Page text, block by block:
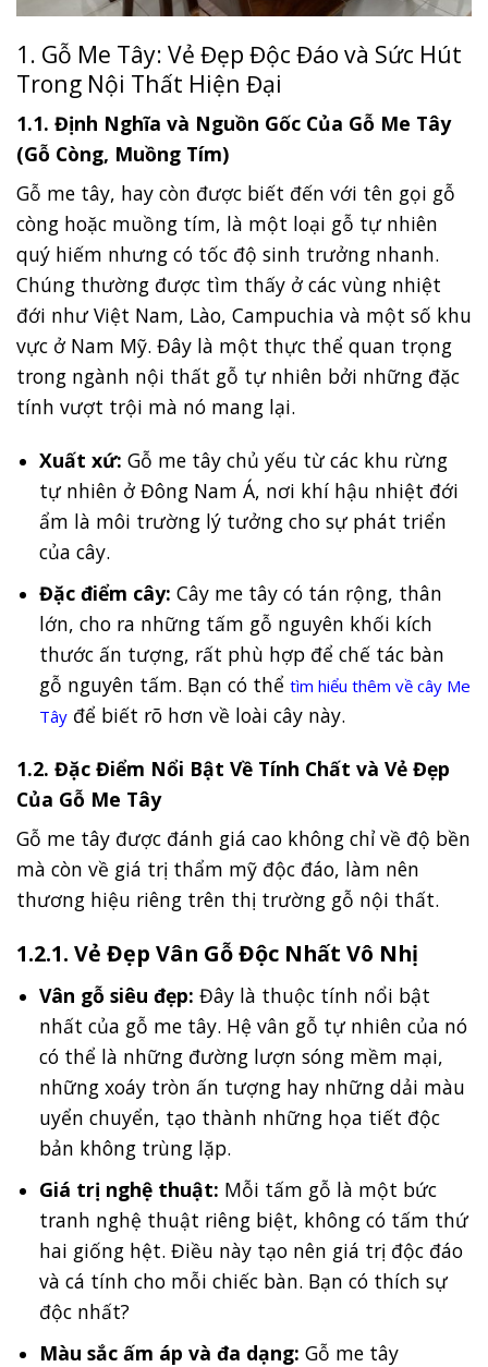
1. Gỗ Me Tây: Vẻ Đẹp Độc Đáo và Sức Hút
Trong Nội Thất Hiện Đại
1.1. Định Nghĩa và Nguồn Gốc Của Gỗ Me Tây
(Gỗ Còng, Muồng Tím)
Gỗ me tây, hay còn được biết đến với tên gọi gỗ
còng hoặc muồng tím, là một loại gỗ tự nhiên
quý hiếm nhưng có tốc độ sinh trưởng nhanh.
Chúng thường được tìm thấy ở các vùng nhiệt
đới như Việt Nam, Lào, Campuchia và một số khu
vực ở Nam Mỹ. Đây là một thực thể quan trọng
trong ngành nội thất gỗ tự nhiên bởi những đặc
tính vượt trội mà nó mang lại.
Xuất xứ: Gỗ me tây chủ yếu từ các khu rừng
tự nhiên ở Đông Nam Á, nơi khí hậu nhiệt đới
ẩm là môi trường lý tưởng cho sự phát triển
của cây.
Đặc điểm cây: Cây me tây có tán rộng, thân
lớn, cho ra những tấm gỗ nguyên khối kích
thước ấn tượng, rất phù hợp để chế tác bàn
gỗ nguyên tấm. Bạn có thể tìm hiểu thêm về cây Me
Tâyđể biết rõ hơn về loài cây này.
1.2. Đặc Điểm Nổi Bật Về Tính Chất và Vẻ Đẹp
Của Gỗ Me Tây
Gỗ me tây được đánh giá cao không chỉ về độ bền
mà còn về giá trị thẩm mỹ độc đáo, làm nên
thương hiệu riêng trên thị trường gỗ nội thất.
1.2.1. Vẻ Đẹp Vân Gỗ Độc Nhất Vô Nhị
Vân gỗ siêu đẹp: Đây là thuộc tính nổi bật
nhất của gỗ me tây. Hệ vân gỗ tự nhiên của nó
có thể là những đường lượn sóng mềm mại,
những xoáy tròn ấn tượng hay những dải màu
uyển chuyển, tạo thành những họa tiết độc
bản không trùng lặp.
Giá trị nghệ thuật: Mỗi tấm gỗ là một bức
tranh nghệ thuật riêng biệt, không có tấm thứ
hai giống hệt. Điều này tạo nên giá trị độc đáo
và cá tính cho mỗi chiếc bàn. Bạn có thích sự
độc nhất?
Màu sắc ấm áp và đa dạng: Gỗ me tây